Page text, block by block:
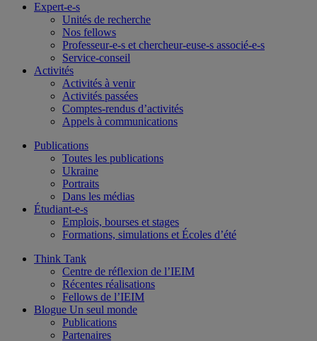
Expert-e-s
Unités de recherche
Nos fellows
Professeur-e-s et chercheur-euse-s associé-e-s
Service-conseil
Activités
Activités à venir
Activités passées
Comptes-rendus d’activités
Appels à communications
Publications
Toutes les publications
Ukraine
Portraits
Dans les médias
Étudiant-e-s
Emplois, bourses et stages
Formations, simulations et Écoles d’été
Think Tank
Centre de réflexion de l’IEIM
Récentes réalisations
Fellows de l’IEIM
Blogue Un seul monde
Publications
Partenaires